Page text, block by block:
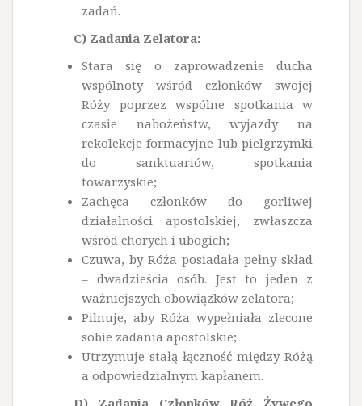
zadań.
C) Zadania Zelatora:
Stara się o zaprowadzenie ducha
wspólnoty wśród członków swojej
Róży poprzez wspólne spotkania w
czasie nabożeństw, wyjazdy na
rekolekcje formacyjne lub pielgrzymki
do sanktuariów, spotkania
towarzyskie;
Zachęca członków do gorliwej
działalności apostolskiej, zwłaszcza
wśród chorych i ubogich;
Czuwa, by Róża posiadała pełny skład
– dwadzieścia osób. Jest to jeden z
ważniejszych obowiązków zelatora;
Pilnuje, aby Róża wypełniała zlecone
sobie zadania apostolskie;
Utrzymuje stałą łączność między Różą
a odpowiedzial­nym kapłanem.
D) Zadania Członków Róż Żywego